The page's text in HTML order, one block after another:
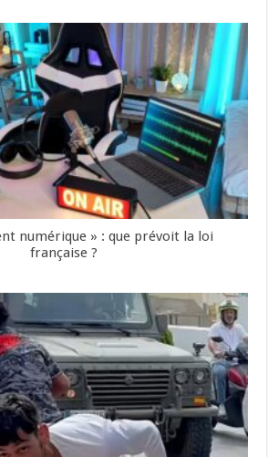
numérique » : que prévoit la loi
française ?